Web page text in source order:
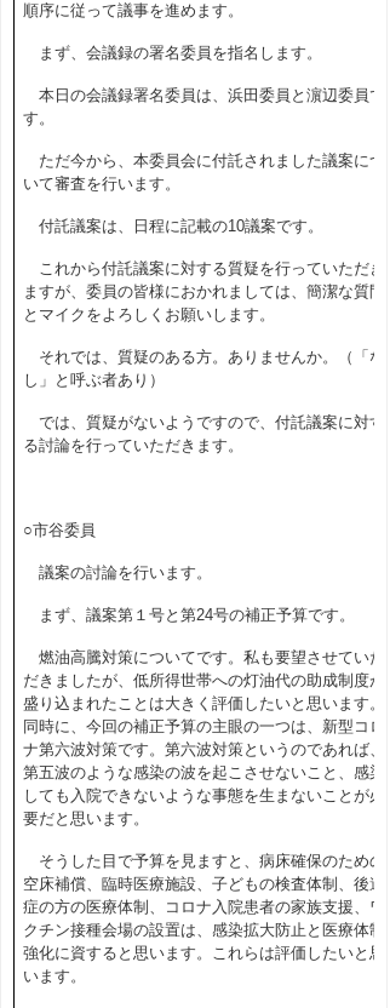
順序に従って議事を進めます。
まず、会議録の署名委員を指名します。
本日の会議録署名委員は、浜田委員と濵辺委員で
す。
ただ今から、本委員会に付託されました議案につ
いて審査を行います。
付託議案は、日程に記載の10議案です。
これから付託議案に対する質疑を行っていただき
ますが、委員の皆様におかれましては、簡潔な質問
とマイクをよろしくお願いします。
それでは、質疑のある方。ありませんか。（「な
し」と呼ぶ者あり）
では、質疑がないようですので、付託議案に対す
る討論を行っていただきます。
○市谷委員
議案の討論を行います。
まず、議案第１号と第24号の補正予算です。
燃油高騰対策についてです。私も要望させていた
だきましたが、低所得世帯への灯油代の助成制度が
盛り込まれたことは大きく評価したいと思います。
同時に、今回の補正予算の主眼の一つは、新型コロ
ナ第六波対策です。第六波対策というのであれば、
第五波のような感染の波を起こさせないこと、感染
しても入院できないような事態を生まないことが必
要だと思います。
そうした目で予算を見ますと、病床確保のための
空床補償、臨時医療施設、子どもの検査体制、後遺
症の方の医療体制、コロナ入院患者の家族支援、ワ
クチン接種会場の設置は、感染拡大防止と医療体制
強化に資すると思います。これらは評価したいと思
います。